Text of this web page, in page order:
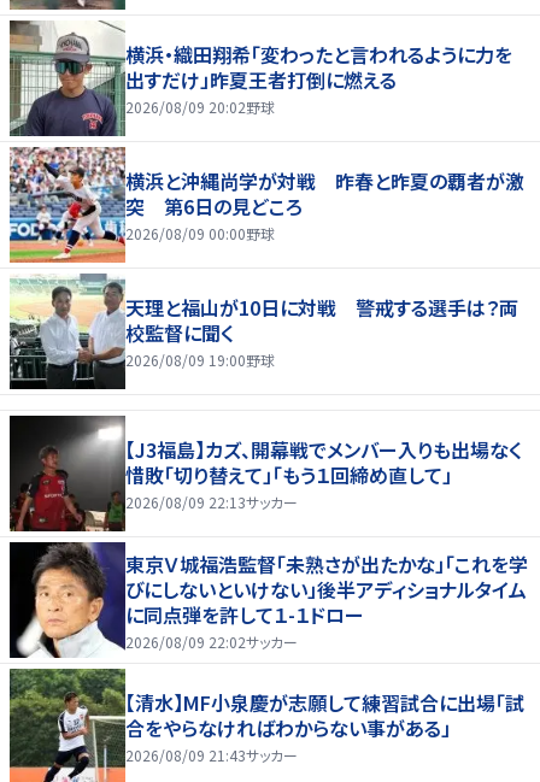
横浜・織田翔希「変わったと言われるように力を
出すだけ」昨夏王者打倒に燃える
2026/08/09 20:02野球
横浜と沖縄尚学が対戦 昨春と昨夏の覇者が激
突 第6日の見どころ
2026/08/09 00:00野球
天理と福山が10日に対戦 警戒する選手は？両
校監督に聞く
2026/08/09 19:00野球
【J3福島】カズ、開幕戦でメンバー入りも出場なく
惜敗「切り替えて」「もう１回締め直して」
2026/08/09 22:13サッカー
東京Ｖ城福浩監督「未熟さが出たかな」「これを学
びにしないといけない」後半アディショナルタイム
に同点弾を許して１-１ドロー
2026/08/09 22:02サッカー
【清水】MF小泉慶が志願して練習試合に出場「試
合をやらなければわからない事がある」
2026/08/09 21:43サッカー